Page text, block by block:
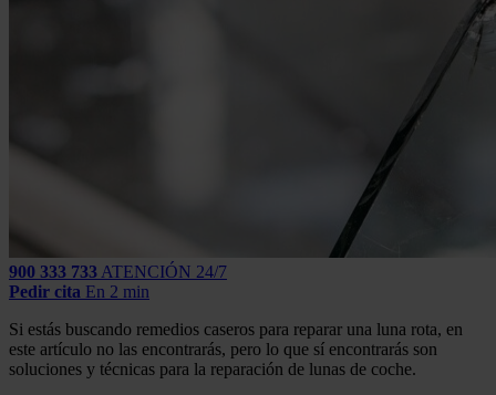
900 333 733 ATENCIÓN 24/7
Pedir cita En 2 min
Si estás buscando remedios caseros para reparar una luna rota, en
este artículo no las encontrarás, pero lo que sí encontrarás son
soluciones y técnicas para la reparación de lunas de coche.